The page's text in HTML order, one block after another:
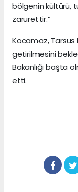
bölgenin kültürü,
zarurettir.”
Kocamaz, Tarsus
getirilmesini
Bakanlığı başta
etti.